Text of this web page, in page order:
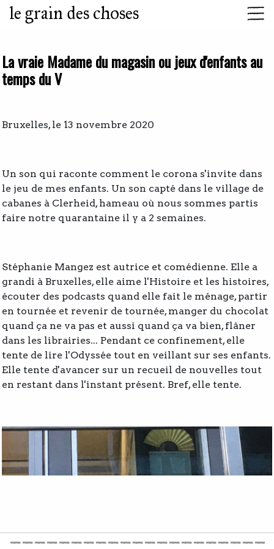
le grain des choses
La vraie Madame du magasin ou jeux d'enfants au
temps du V
Bruxelles, le 13 novembre 2020
Un son qui raconte comment le corona s'invite dans
le jeu de mes enfants. Un son capté dans le village de
cabanes à Clerheid, hameau où nous sommes partis
faire notre quarantaine il y a 2 semaines.
Stéphanie Mangez est autrice et comédienne. Elle a
grandi à Bruxelles, elle aime l'Histoire et les histoires,
écouter des podcasts quand elle fait le ménage, partir
en tournée et revenir de tournée, manger du chocolat
quand ça ne va pas et aussi quand ça va bien, flâner
dans les librairies... Pendant ce confinement, elle
tente de lire l'Odyssée tout en veillant sur ses enfants.
Elle tente d'avancer sur un recueil de nouvelles tout
en restant dans l'instant présent. Bref, elle tente.